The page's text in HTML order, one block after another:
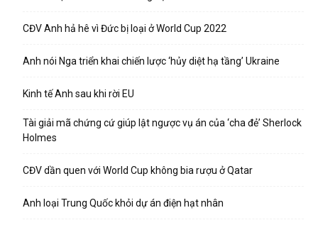
CĐV Anh hả hê vì Đức bị loại ở World Cup 2022
Anh nói Nga triển khai chiến lược ‘hủy diệt hạ tầng’ Ukraine
Kinh tế Anh sau khi rời EU
Tài giải mã chứng cứ giúp lật ngược vụ án của ‘cha đẻ’ Sherlock
Holmes
CĐV dần quen với World Cup không bia rượu ở Qatar
Anh loại Trung Quốc khỏi dự án điện hạt nhân